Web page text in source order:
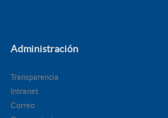
Administración
Transparencia
Intranet
Correo